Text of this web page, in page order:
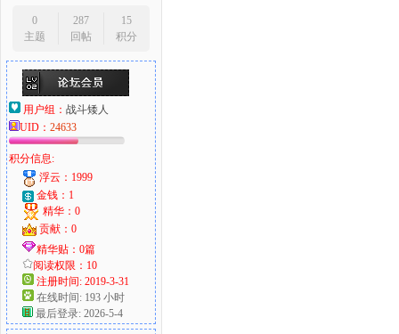
0
主题
287
回帖
15
积分
用户组： 战斗矮人
UID： 24633
积分信息:
浮云：1999
金钱：1
精华：0
贡献：0
精华贴：0篇
阅读权限：10
注册时间: 2019-3-31
在线时间: 193 小时
最后登录: 2026-5-4